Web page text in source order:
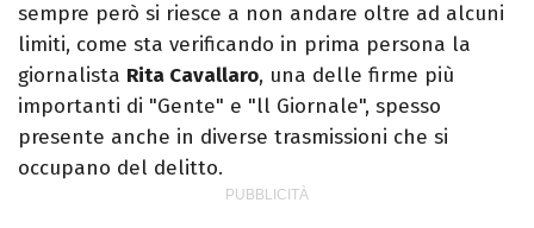
sempre però si riesce a non andare oltre ad alcuni
limiti, come sta verificando in prima persona la
giornalista Rita Cavallaro, una delle firme più
importanti di "Gente" e "ll Giornale", spesso
presente anche in diverse trasmissioni che si
occupano del delitto.